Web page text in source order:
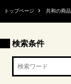
トップページ 共和の商品
検索条件